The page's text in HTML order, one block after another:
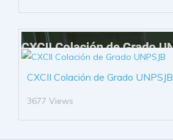
CXCII Colación de Grado UNPSJB
3677 Views